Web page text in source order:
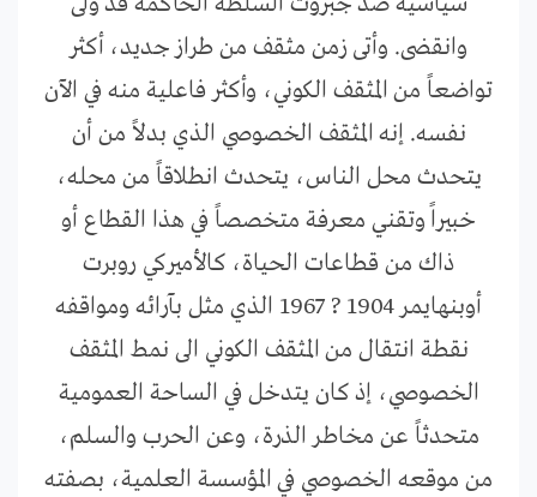
وانقضى. وأتى زمن مثقف من طراز جديد، أكثر
تواضعاً من المثقف الكوني، وأكثر فاعلية منه في الآن
نفسه. إنه المثقف الخصوصي الذي بدلاً من أن
يتحدث محل الناس، يتحدث انطلاقاً من محله،
خبيراً وتقني معرفة متخصصاً في هذا القطاع أو
ذاك من قطاعات الحياة، كالأميركي روبرت
أوبنهايمر 1904 ? 1967 الذي مثل بآرائه ومواقفه
نقطة انتقال من المثقف الكوني الى نمط المثقف
الخصوصي، إذ كان يتدخل في الساحة العمومية
متحدثاً عن مخاطر الذرة، وعن الحرب والسلم،
من موقعه الخصوصي في المؤسسة العلمية، بصفته